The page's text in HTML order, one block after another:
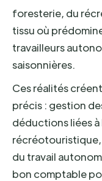
foresterie, du
tissu où
travailleurs
saisonnières.
Ces réalités
précis : gestion
déductions liées
du travail
bon comptable